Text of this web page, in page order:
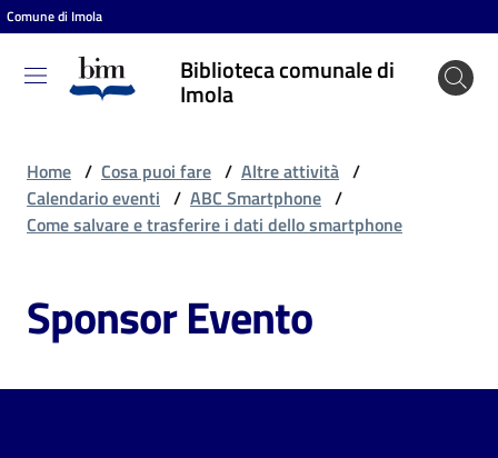
Vai al contenuto
Vai alla navigazione
Vai al footer
Comune di Imola
Biblioteca comunale di
Imola
Biblioteca
comunale
Cosa
fare
Home / Cosa puoi fare / Altre attività /
Calendario eventi / ABC Smartphone /
Come salvare e trasferire i dati dello smartphone
Sponsor Evento